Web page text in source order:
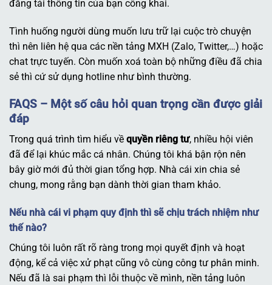
đăng tải thông tin của bạn công khai.
Tình huống người dùng muốn lưu trữ lại cuộc trò chuyện
thì nên liên hệ qua các nền tảng MXH (Zalo, Twitter,…) hoặc
chat trực tuyến. Còn muốn xoá toàn bộ những điều đã chia
sẻ thì cứ sử dụng hotline như bình thường.
FAQS – Một số câu hỏi quan trọng cần được giải
đáp
Trong quá trình tìm hiểu về quyền riêng tư, nhiều hội viên
đã để lại khúc mắc cá nhân. Chúng tôi khá bận rộn nên
bây giờ mới đủ thời gian tổng hợp. Nhà cái xin chia sẻ
chung, mong rằng bạn dành thời gian tham khảo.
Nếu nhà cái vi phạm quy định thì sẽ chịu trách nhiệm như
thế nào?
Chúng tôi luôn rất rõ ràng trong mọi quyết định và hoạt
động, kể cả việc xử phạt cũng vô cùng công tư phân minh.
Nếu đã là sai phạm thì lỗi thuộc về mình, nền tảng luôn